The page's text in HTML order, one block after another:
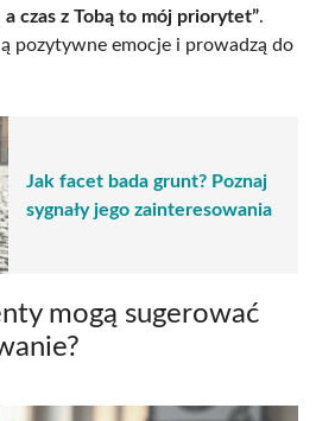
a czas z Tobą to mój priorytet”.
pozytywne emocje i prowadzą do
Jak facet bada grunt? Poznaj
sygnały jego zainteresowania
mogą sugerować